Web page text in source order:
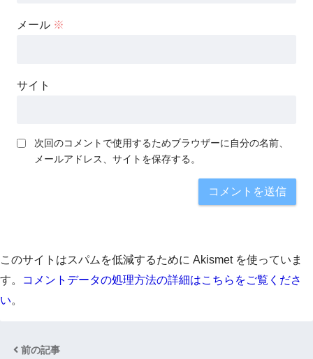
メール ※
サイト
次回のコメントで使用するためブラウザーに自分の名前、
メールアドレス、サイトを保存する。
このサイトはスパムを低減するために Akismet を使っていま
す。
コメントデータの処理方法の詳細はこちらをご覧くださ
い。
前の記事